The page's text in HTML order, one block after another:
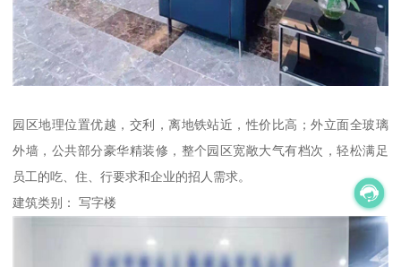
园区地理位置优越，交利，离地铁站近，性价比高；外立面全玻璃
外墙，公共部分豪华精装修，整个园区宽敞大气有档次，轻松满足
员工的吃、住、行要求和企业的招人需求。
建筑类别： 写字楼